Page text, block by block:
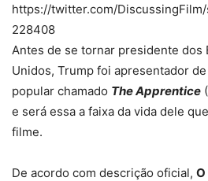
https://twitter.com/
228408
Antes de se tornar presidente dos
Unidos, Trump foi apresentador
popular chamado The Apprentice
e será essa a faixa da vida dele
filme.
De acordo com descrição oficial,